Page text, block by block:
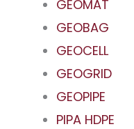
GEOMAT
GEOBAG
GEOCELL
GEOGRID
GEOPIPE
PIPA HDPE